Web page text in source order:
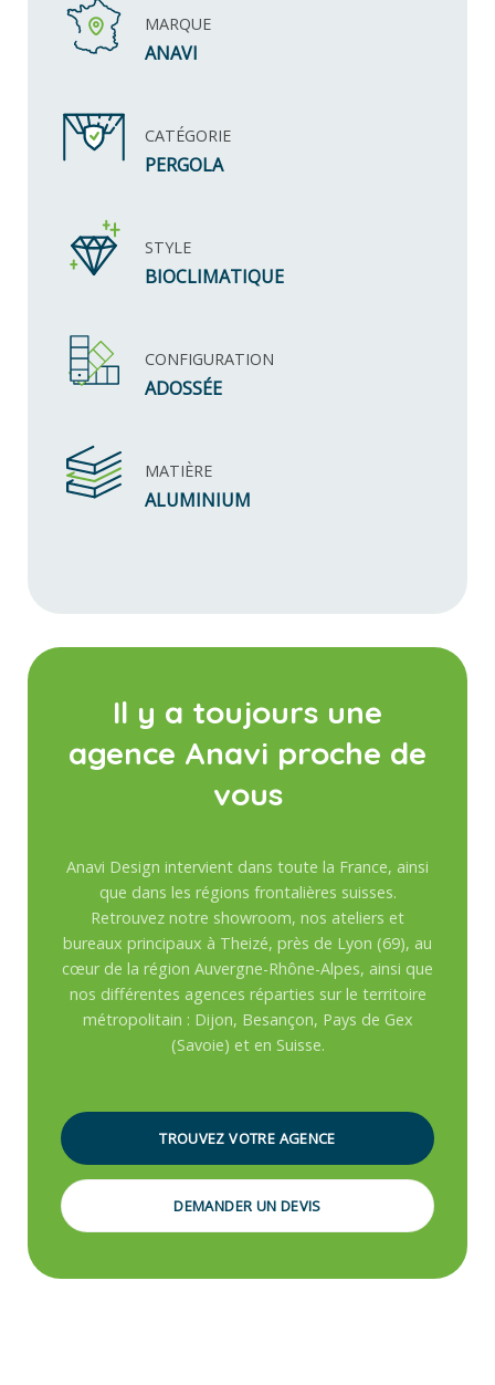
MARQUE
ANAVI
CATÉGORIE
PERGOLA
STYLE
BIOCLIMATIQUE
CONFIGURATION
ADOSSÉE
MATIÈRE
ALUMINIUM
Il y a toujours une
agence Anavi proche de
vous
Anavi Design intervient dans toute la France, ainsi
que dans les régions frontalières suisses.
Retrouvez notre showroom, nos ateliers et
bureaux principaux à Theizé, près de Lyon (69), au
cœur de la région Auvergne-Rhône-Alpes, ainsi que
nos différentes agences réparties sur le territoire
métropolitain : Dijon, Besançon, Pays de Gex
(Savoie) et en Suisse.
TROUVEZ VOTRE AGENCE
DEMANDER UN DEVIS